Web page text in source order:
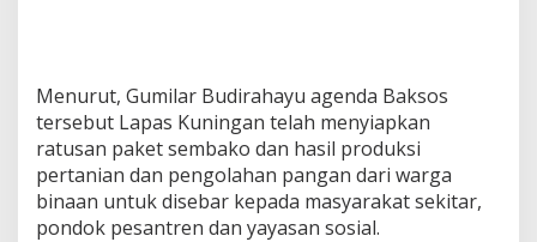
Menurut, Gumilar Budirahayu agenda Baksos
tersebut Lapas Kuningan telah menyiapkan
ratusan paket sembako dan hasil produksi
pertanian dan pengolahan pangan dari warga
binaan untuk disebar kepada masyarakat sekitar,
pondok pesantren dan yayasan sosial.